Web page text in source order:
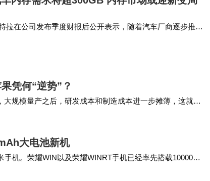
拉在公司发布季度财报后公开表示，随着汽车厂商逐步推出
光…
凭何“逆势”？
规模量产之后，研发成本和制造成本进一步摊薄，这就给
换，那就等一等，因为各大厂…
大电池新机
机。荣耀WIN以及荣耀WINRT手机已经率先搭载10000m
款子系…